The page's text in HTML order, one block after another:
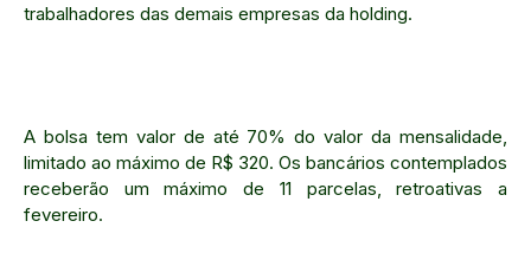
trabalhadores das demais empresas da holding.
A bolsa tem valor de até 70% do valor da mensalidade,
limitado ao máximo de R$ 320. Os bancários contemplados
receberão um máximo de 11 parcelas, retroativas a
fevereiro.